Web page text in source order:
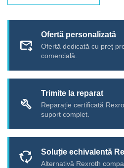
forward_to_inbox
Ofertă personalizată
Ofertă dedicată cu preț
comercială.
build
Trimite la reparat
Reparație certificată
suport complet.
cycle Soluție echivalentă
Alternativă Rexroth